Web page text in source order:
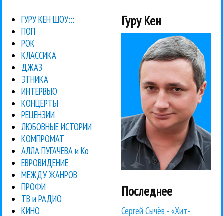
ГУРУ КЕН ШОУ:::
ПОП
РОК
КЛАССИКА
ДЖАЗ
ЭТНИКА
ИНТЕРВЬЮ
КОНЦЕРТЫ
РЕЦЕНЗИИ
ЛЮБОВНЫЕ ИСТОРИИ
КОМПРОМАТ
АЛЛА ПУГАЧЕВА и Ко
ЕВРОВИДЕНИЕ
МЕЖДУ ЖАНРОВ
ПРОФИ
ТВ и РАДИО
КИНО
Гуру Кен
Последнее
Сергей Сычёв - «Хит-